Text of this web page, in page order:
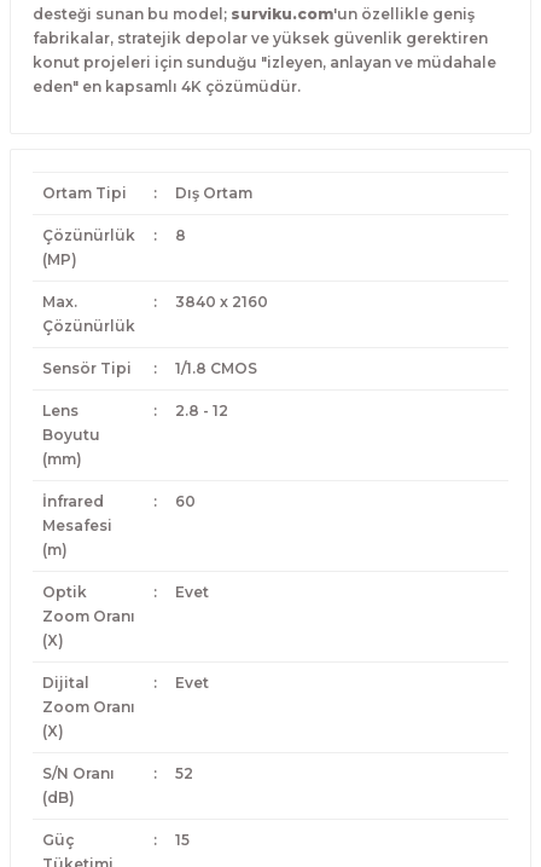
desteği sunan bu model; surviku.com'un özellikle geniş
fabrikalar, stratejik depolar ve yüksek güvenlik gerektiren
konut projeleri için sunduğu "izleyen, anlayan ve müdahale
eden" en kapsamlı 4K çözümüdür.
Ortam Tipi : Dış Ortam
Çözünürlük
(MP)
: 8
Max.
Çözünürlük
: 3840 x 2160
Sensör Tipi : 1/1.8 CMOS
Lens
Boyutu
(mm)
: 2.8 - 12
İnfrared
Mesafesi
(m)
: 60
Optik
Zoom Oranı
(X)
: Evet
Dijital
Zoom Oranı
(X)
: Evet
S/N Oranı
(dB)
: 52
Güç
: 15